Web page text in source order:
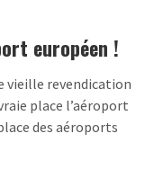
européen !
vieille revendication
place l’aéroport
des aéroports